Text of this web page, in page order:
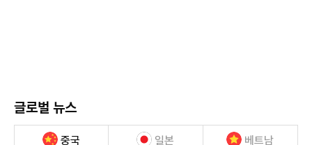
글로벌 뉴스
중국 일본 베트남